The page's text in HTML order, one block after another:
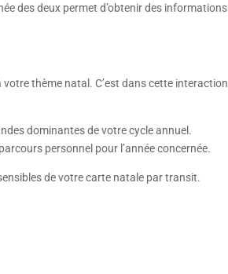
des deux permet d’obtenir des informations
thème natal. C’est dans cette interaction
dominantes de votre cycle annuel.
personnel pour l’année concernée.
de votre carte natale par transit.